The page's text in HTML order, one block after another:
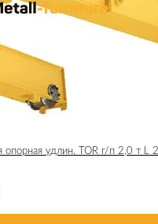
опорная удлин. TOR г/п 2,0 т L